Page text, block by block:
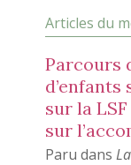
Articles du
Parcours
d’enfants
sur la
sur
Paru dans